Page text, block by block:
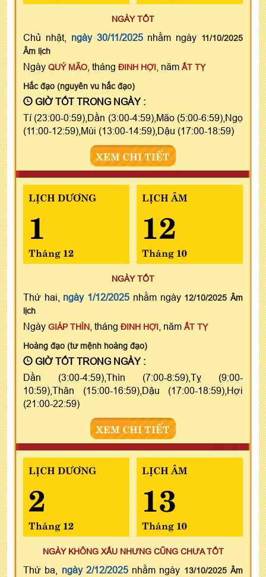
NGÀY TỐT
Chủ nhật, ngày 30/11/2025nhằm ngày 11/10/2025
Âm lịch
Ngày QUÝ MÃO , tháng ĐINH HỢI , năm ẤT TỴ
Hắc đạo (nguyên vu hắc đạo)
GIỜ TỐT TRONG NGÀY :
Tí (23:00-0:59),Dần (3:00-4:59),Mão (5:00-6:59),Ngọ
(11:00-12:59),Mùi (13:00-14:59),Dậu (17:00-18:59)
XEM CHI TIẾT
LỊCH DƯƠNG
1
Tháng 12
LỊCH ÂM
12
Tháng 10
NGÀY TỐT
Thứ hai, ngày 1/12/2025 nhằm ngày 12/10/2025 Âm
lịch
Ngày GIÁP THÌN , tháng ĐINH HỢI , năm ẤT TỴ
Hoàng đạo (tư mệnh hoàng đạo)
GIỜ TỐT TRONG NGÀY :
Dần (3:00-4:59),Thìn (7:00-8:59),Tỵ (9:00-
10:59),Thân (15:00-16:59),Dậu (17:00-18:59),Hợi
(21:00-22:59)
XEM CHI TIẾT
LỊCH DƯƠNG
2
Tháng 12
LỊCH ÂM
13
Tháng 10
NGÀY KHÔNG XẤU NHƯNG CŨNG CHƯA TỐT
Thứ ba, ngày 2/12/2025nhằm ngày 13/10/2025 Âm